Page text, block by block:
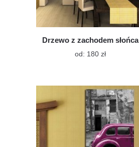
Drzewo z zachodem słońca
od: 180 złTen
wiele
wariantów.
Opcje
można
wybrać
na